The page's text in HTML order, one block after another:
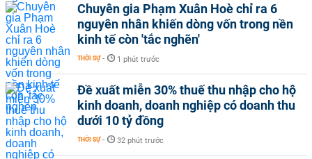
Chuyên gia Phạm Xuân Hoè chỉ ra 6
nguyên nhân khiến dòng vốn trong nền
kinh tế còn 'tắc nghẽn'
THỜI SỰ - 1 phút trước
Đề xuất miễn 30% thuế thu nhập cho hộ
kinh doanh, doanh nghiệp có doanh thu
dưới 10 tỷ đồng
THỜI SỰ - 32 phút trước